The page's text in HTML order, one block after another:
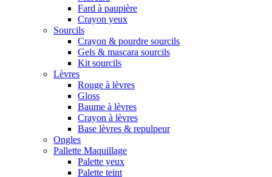
Fard à paupière
Crayon yeux
Sourcils
Crayon & pourdre sourcils
Gels & mascara sourcils
Kit sourcils
Lèvres
Rouge à lèvres
Gloss
Baume à lèvres
Crayon à lèvres
Base lèvres & repulpeur
Ongles
Pallette Maquillage
Palette yeux
Palette teint